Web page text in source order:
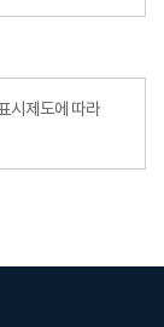
시제도에 따라